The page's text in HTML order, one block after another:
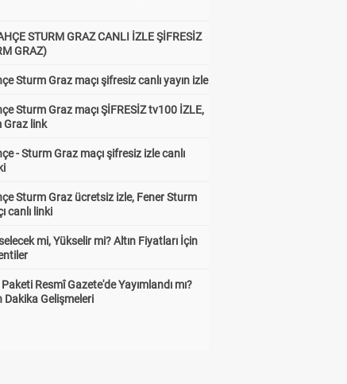
STURM GRAZ CANLI İZLE ŞİFRESİZ
GRAZ)
Sturm Graz maçı şifresiz canlı yayın izle
Sturm Graz maçı ŞİFRESİZ tv100 İZLE,
Graz link
- Sturm Graz maçı şifresiz izle canlı
Sturm Graz ücretsiz izle, Fener Sturm
canlı linki
mi, Yükselir mi? Altın Fiyatları İçin
Resmî Gazete'de Yayımlandı mı?
Dakika Gelişmeleri